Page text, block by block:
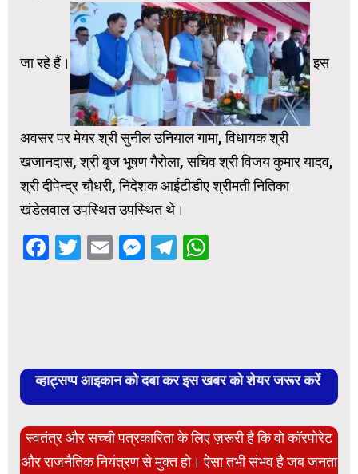
जा रहे हैं। इस
अवसर पर मेयर श्री सुनील उनियाल गामा, विधायक श्री
खजानदास, श्री बृज भूषण गैरोला, सचिव श्री विजय कुमार यादव,
श्री दीपेन्द्र चौधरी, निदेशक आईटीडीए श्रीमती नितिका
खंडेलवाल उपस्थित उपस्थित थे।
Facebook
Twitter
EmailMessenger
Telegram
व्हाट्सप्प आइकान को दबा कर इस खबर को शेयर जरूर करें
स्वतंत्र और सच्ची पत्रकारिता के लिए ज़रूरी है कि वो कॉरपोरेट
और राजनैतिक नियंत्रण से मुक्त हो। ऐसा तभी संभव है जब जनता